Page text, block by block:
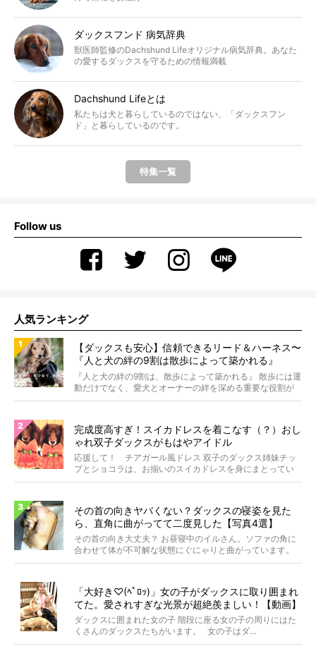
ダックスフンド 病気辞典
獣医師監修のDachshund Lifeオリジナル病気辞典。あなた
の愛するダックスを守るための情報満載
Dachshund Lifeとは
私たちは犬と暮らしているのではない、「ダックスフン
ド」と暮らしているのです。
特集一覧
Follow us
人気ランキング
【ダックスも安心】信頼できるリード＆ハーネス〜
『人と犬の絆の9割は散歩によって築かれる』
WOLFGANG MAN＆BEAST〜
『人と犬の絆の9割は、散歩によって築かれる』 散歩には運
動だけでなく、愛犬とオーナーの絆を深める重要な役割が
あ...
完成度高すぎ！スイカドレスを着こなす（？）おし
ゃれ双子ダックスがもはやアイドル
応援して！ チアガール風ドレス 双子のダックス姉妹チッ
プとショコラは、お揃いのスイカドレスを身にまとってい
ます...
その首の向きヤバくない？ダックスの寝姿を見た
ら、直角に曲がってて二度見した【写真4選】
その首の向き大丈夫？ お昼寝中のイルさん。ソファの角に
合わせて体が不可解な状態にぐにゃりと曲がっています。
&...
「大好き♡(ﾍﾟﾛｯ)」女の子がダックスに取り囲まれ
てた。愛されすぎな光景が超絶羨ましい！【動画】
ダックスに囲まれた女の子 階段に座る女の子の周りにはた
くさんのダックスたちがいます。 女の子はダ...